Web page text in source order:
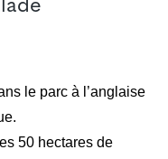
le parc à l’anglaise
50 hectares de